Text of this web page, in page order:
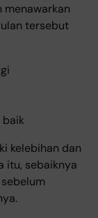
menawarkan
tersebut
baik
kelebihan dan
itu, sebaiknya